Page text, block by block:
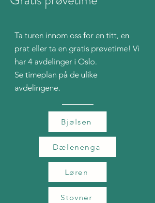
Ta turen innom oss for en titt, en
prat eller ta en gratis prøvetime! Vi
har 4 avdelinger i Oslo.
Se timeplan på de ulike
avdelingene.
Bjølsen
Dælenenga
Løren
Stovner